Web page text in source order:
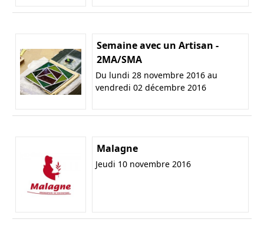
Semaine avec un Artisan -
2MA/SMA
Du lundi 28 novembre 2016 au
vendredi 02 décembre 2016
Malagne
Jeudi 10 novembre 2016